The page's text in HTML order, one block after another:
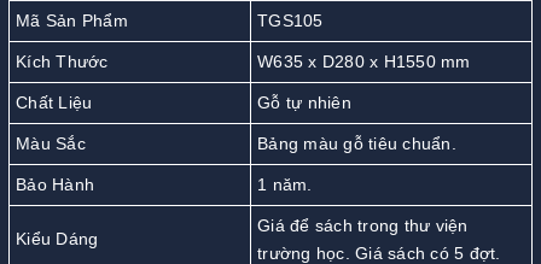
Mã Sản Phẩm TGS105
Kích Thước W635 x D280 x H1550 mm
Chất Liệu Gỗ tự nhiên
Màu Sắc Bảng màu gỗ tiêu chuẩn.
Bảo Hành 1 năm.
Kiểu Dáng
Giá để sách trong thư viện
trường học. Giá sách có 5 đợt.